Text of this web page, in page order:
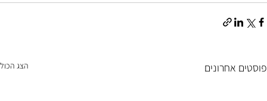
פוסטים אחרונים הצג הכול